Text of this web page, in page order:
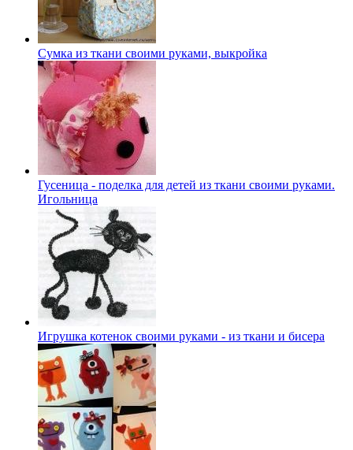
Сумка из ткани своими руками, выкройка
Гусеница - поделка для детей из ткани своими руками.
Игольница
Игрушка котенок своими руками - из ткани и бисера